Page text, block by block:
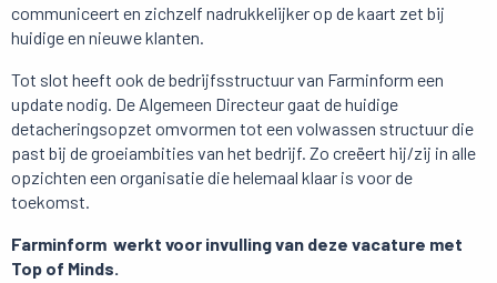
communiceert en zichzelf nadrukkelijker op de kaart zet bij
huidige en nieuwe klanten.
Tot slot heeft ook de bedrijfsstructuur van Farminform een
update nodig. De Algemeen Directeur gaat de huidige
detacheringsopzet omvormen tot een volwassen structuur die
past bij de groeiambities van het bedrijf. Zo creëert hij/zij in alle
opzichten een organisatie die helemaal klaar is voor de
toekomst.
Farminform werkt voor invulling van deze vacature met
Top of Minds.